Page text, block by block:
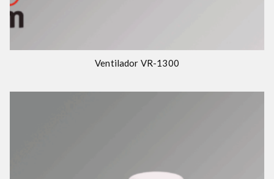
Ventilador VR-1300